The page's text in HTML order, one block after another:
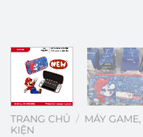
TRANG CHỦ / MÁY
KIỆN